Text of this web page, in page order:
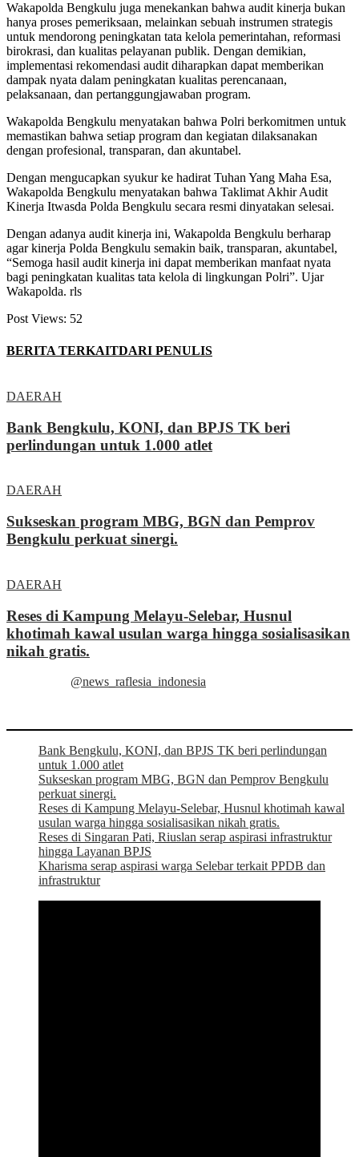
Wakapolda Bengkulu juga menekankan bahwa audit kinerja bukan
hanya proses pemeriksaan, melainkan sebuah instrumen strategis
untuk mendorong peningkatan tata kelola pemerintahan, reformasi
birokrasi, dan kualitas pelayanan publik. Dengan demikian,
implementasi rekomendasi audit diharapkan dapat memberikan
dampak nyata dalam peningkatan kualitas perencanaan,
pelaksanaan, dan pertanggungjawaban program.
Wakapolda Bengkulu menyatakan bahwa Polri berkomitmen untuk
memastikan bahwa setiap program dan kegiatan dilaksanakan
dengan profesional, transparan, dan akuntabel.
Dengan mengucapkan syukur ke hadirat Tuhan Yang Maha Esa,
Wakapolda Bengkulu menyatakan bahwa Taklimat Akhir Audit
Kinerja Itwasda Polda Bengkulu secara resmi dinyatakan selesai.
Dengan adanya audit kinerja ini, Wakapolda Bengkulu berharap
agar kinerja Polda Bengkulu semakin baik, transparan, akuntabel,
“Semoga hasil audit kinerja ini dapat memberikan manfaat nyata
bagi peningkatan kualitas tata kelola di lingkungan Polri”. Ujar
Wakapolda. rls
Post Views: 52
BERITA TERKAITDARI PENULIS
DAERAH
Bank Bengkulu, KONI, dan BPJS TK beri
perlindungan untuk 1.000 atlet
DAERAH
Sukseskan program MBG, BGN dan Pemprov
Bengkulu perkuat sinergi.
DAERAH
Reses di Kampung Melayu-Selebar, Husnul
khotimah kawal usulan warga hingga sosialisasikan
nikah gratis.
@news_raflesia_indonesia
Bank Bengkulu, KONI, dan BPJS TK beri perlindungan
untuk 1.000 atlet
Sukseskan program MBG, BGN dan Pemprov Bengkulu
perkuat sinergi.
Reses di Kampung Melayu-Selebar, Husnul khotimah kawal
usulan warga hingga sosialisasikan nikah gratis.
Reses di Singaran Pati, Riuslan serap aspirasi infrastruktur
hingga Layanan BPJS
Kharisma serap aspirasi warga Selebar terkait PPDB dan
infrastruktur